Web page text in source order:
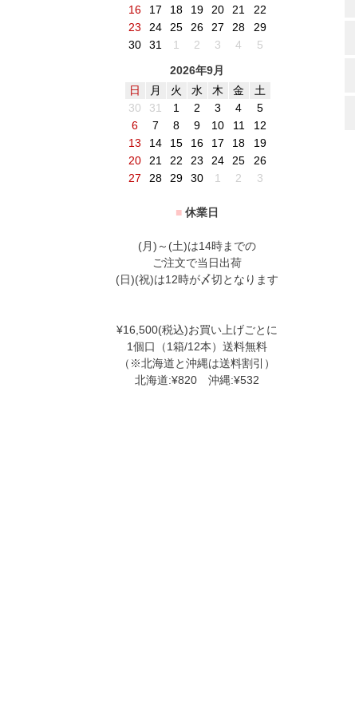
16
17 18 19 20 21
22
23
24 25 26 27 28
29
30
31 1 2 3 4
5
2026年9月
日
月 火 水 木 金
土
30
31 1 2 3 4
5
6
7 8 9 10 11
12
13
14 15 16 17 18
19
20
21 22 23 24 25
26
27
28 29 30 1 2 3
■ 休業日
(月)～(土)は14時までの
ご注文で当日出荷
(日)(祝)は12時が〆切となります
¥16,500(税込)お買い上げごとに
1個口（1箱/12本）送料無料
（※北海道と沖縄は送料割引）
北海道:¥820 沖縄:¥532